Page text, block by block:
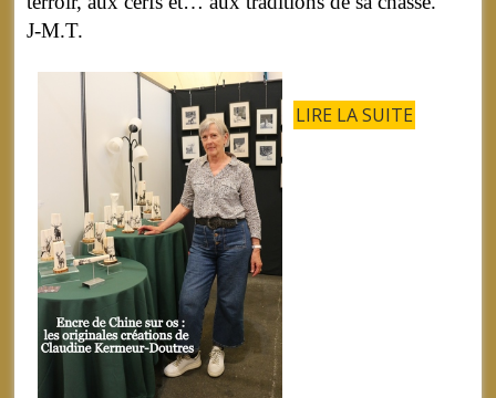
J-M.T.
LIRE LA SUITE